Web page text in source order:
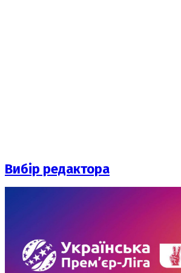
Вибір редактора